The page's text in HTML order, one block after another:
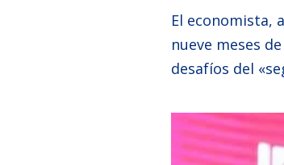
El economista,
nueve meses
desafíos del